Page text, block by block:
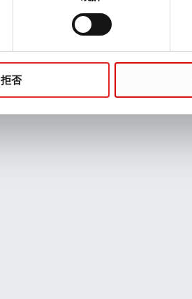
拒否
プレアナリティクス
SARSTEDT の革新的な
詳細はこちら:プ